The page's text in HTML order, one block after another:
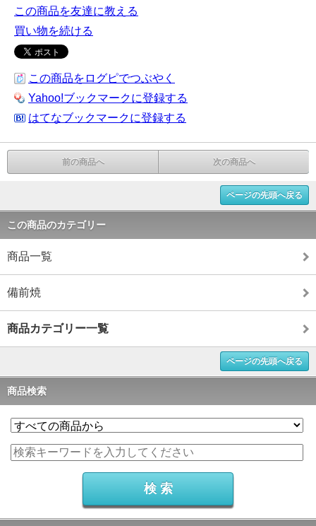
この商品を友達に教える
買い物を続ける
この商品をログピでつぶやく
Yahoo!ブックマークに登録する
はてなブックマークに登録する
前の商品へ 次の商品へ
ページの先頭へ戻る
この商品のカテゴリー
商品一覧
備前焼
商品カテゴリー一覧
ページの先頭へ戻る
商品検索